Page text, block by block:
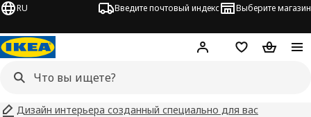
RU Введите почтовый индекс Выберите магазин
Hej! ВойтиСписокКорзина
Дизайн интерьера созданный специально для вас